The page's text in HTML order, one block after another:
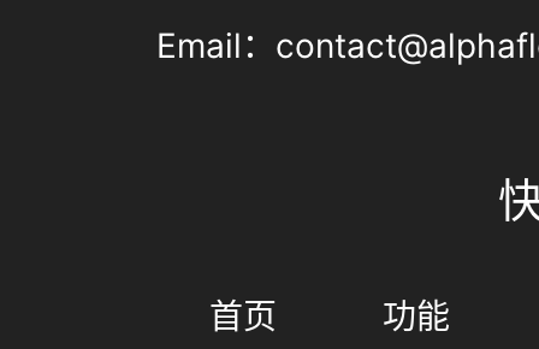
Email：
首页 功能